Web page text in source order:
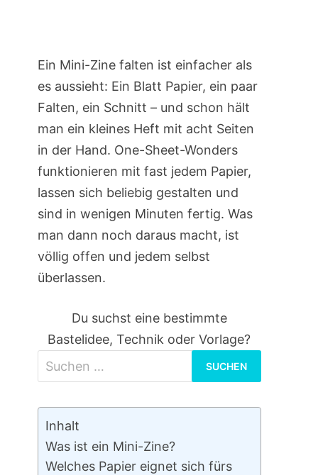
Ein Mini-Zine falten ist einfacher als
es aussieht: Ein Blatt Papier, ein paar
Falten, ein Schnitt – und schon hält
man ein kleines Heft mit acht Seiten
in der Hand. One-Sheet-Wonders
funktionieren mit fast jedem Papier,
lassen sich beliebig gestalten und
sind in wenigen Minuten fertig. Was
man dann noch daraus macht, ist
völlig offen und jedem selbst
überlassen.
Du suchst eine bestimmte
Bastelidee, Technik oder Vorlage?
nach:
Inhalt
Was ist ein Mini-Zine?
Welches Papier eignet sich fürs